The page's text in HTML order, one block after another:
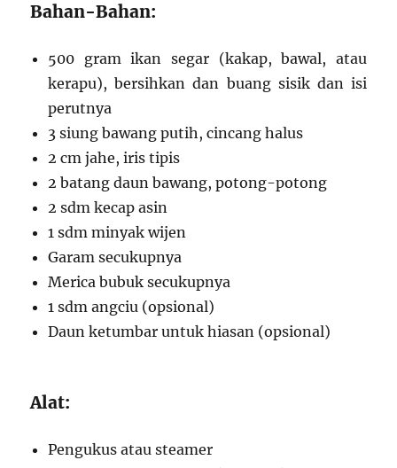
Bahan-Bahan:
500 gram ikan segar (kakap, bawal, atau
kerapu), bersihkan dan buang sisik dan isi
perutnya
3 siung bawang putih, cincang halus
2 cm jahe, iris tipis
2 batang daun bawang, potong-potong
2 sdm kecap asin
1 sdm minyak wijen
Garam secukupnya
Merica bubuk secukupnya
1 sdm angciu (opsional)
Daun ketumbar untuk hiasan (opsional)
Alat:
Pengukus atau steamer